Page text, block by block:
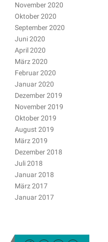
November 2020
Oktober 2020
September 2020
Juni 2020
April 2020
März 2020
Februar 2020
Januar 2020
Dezember 2019
November 2019
Oktober 2019
August 2019
März 2019
Dezember 2018
Juli 2018
Januar 2018
März 2017
Januar 2017